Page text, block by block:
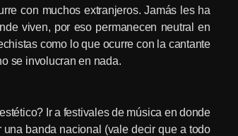
con muchos extranjeros. Jamás les ha
viven, por eso permanecen neutral en
como lo que ocurre con la cantante
se involucran en nada.
Ir a festivales de música en donde
banda nacional (vale decir que a todo